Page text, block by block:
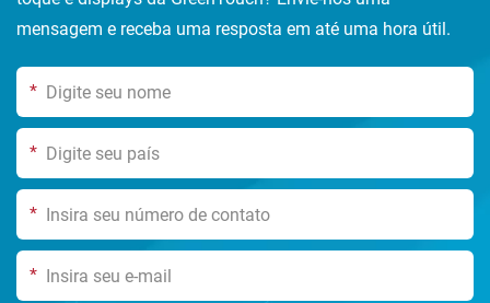
mensagem e receba uma resposta em até uma hora útil.
*
*
*
*